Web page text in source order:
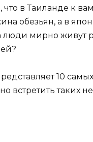
что в Таиланде к
обезьян, а в
люди мирно живут
10
встретить таких